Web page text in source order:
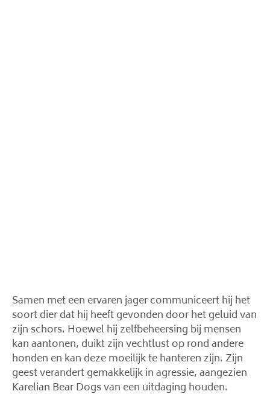
Samen met een ervaren jager communiceert hij het
soort dier dat hij heeft gevonden door het geluid van
zijn schors. Hoewel hij zelfbeheersing bij mensen
kan aantonen, duikt zijn vechtlust op rond andere
honden en kan deze moeilijk te hanteren zijn. Zijn
geest verandert gemakkelijk in agressie, aangezien
Karelian Bear Dogs van een uitdaging houden.